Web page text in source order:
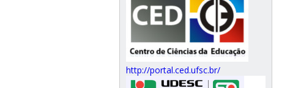
http://portal.ced.ufsc.br/